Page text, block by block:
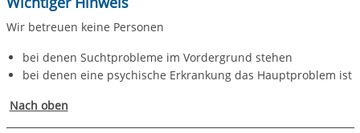
Wir betreuen keine Personen
bei denen Suchtprobleme im Vordergrund stehen
bei denen eine psychische Erkrankung das Hauptproblem ist
Nach oben